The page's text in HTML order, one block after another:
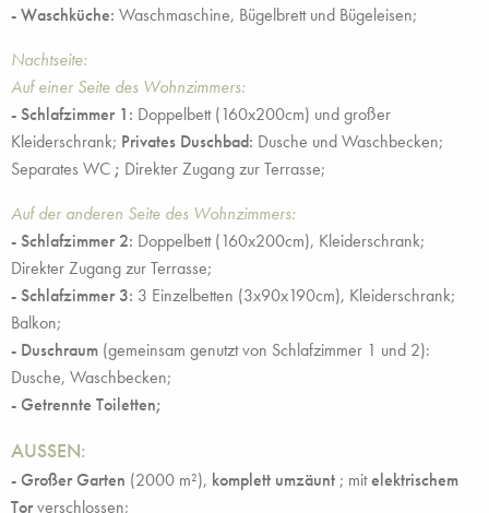
- Waschküche: Waschmaschine, Bügelbrett und Bügeleisen;
Nachtseite:
Auf einer Seite des Wohnzimmers:
- Schlafzimmer 1: Doppelbett (160x200cm) und großer
Kleiderschrank; Privates Duschbad: Dusche und Waschbecken;
Separates WC ; Direkter Zugang zur Terrasse;
Auf der anderen Seite des Wohnzimmers:
- Schlafzimmer 2: Doppelbett (160x200cm), Kleiderschrank;
Direkter Zugang zur Terrasse;
- Schlafzimmer 3: 3 Einzelbetten (3x90x190cm), Kleiderschrank;
Balkon;
- Duschraum (gemeinsam genutzt von Schlafzimmer 1 und 2):
Dusche, Waschbecken;
- Getrennte Toiletten;
AUSSEN:
- Großer Garten (2000 m²), komplett umzäunt ; mitelektrischem
Torverschlossen;